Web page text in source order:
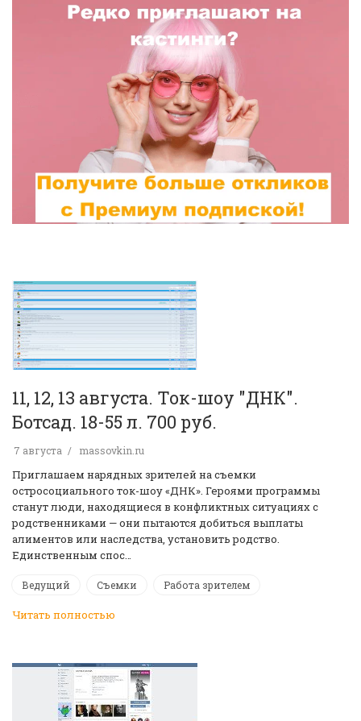
11, 12, 13 августа. Ток-шоу "ДНК".
Ботсад. 18-55 л. 700 руб.
7 августа massovkin.ru
Приглашаем нарядных зрителей на съемки
остросоциального ток-шоу «ДНК». Героями программы
станут люди, находящиеся в конфликтных ситуациях с
родственниками — они пытаются добиться выплаты
алиментов или наследства, установить родство.
Единственным спос…
Ведущий Съемки Работа зрителем
Читать полностью